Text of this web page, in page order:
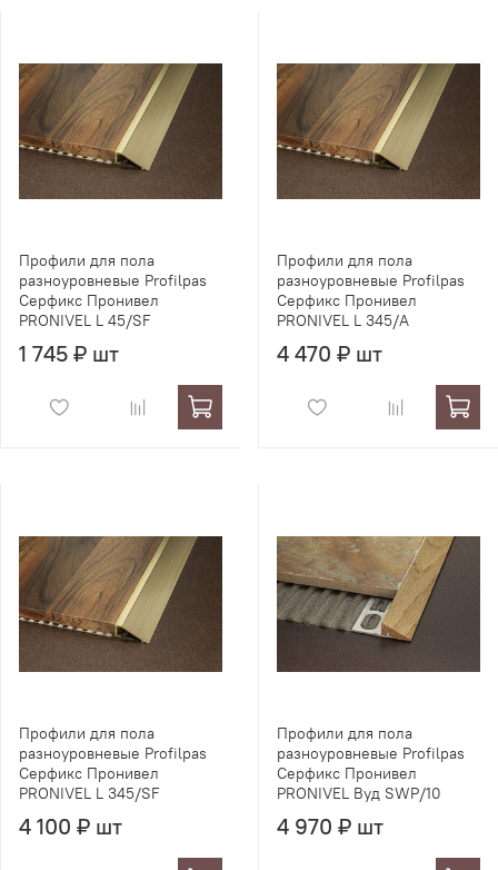
Профили для пола
разноуровневые Profilpas
Серфикс Пронивел
PRONIVEL L 45/SF
1 745 ₽ шт
Профили для пола
разноуровневые Profilpas
Серфикс Пронивел
PRONIVEL L 345/A
4 470 ₽ шт
Профили для пола
разноуровневые Profilpas
Серфикс Пронивел
PRONIVEL L 345/SF
4 100 ₽ шт
Профили для пола
разноуровневые Profilpas
Серфикс Пронивел
PRONIVEL Вуд SWP/10
4 970 ₽ шт